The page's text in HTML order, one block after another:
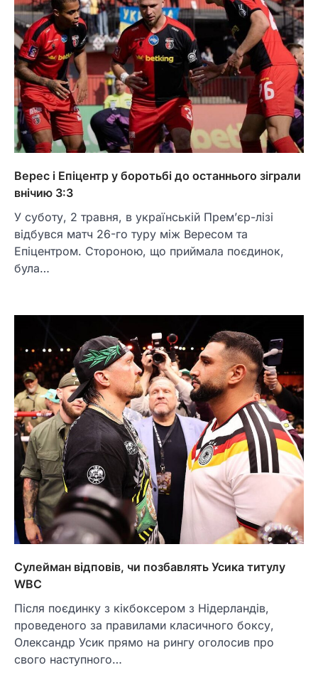
Верес і Епіцентр у боротьбі до останнього зіграли
внічию 3:3
У суботу, 2 травня, в українській Прем’єр-лізі
відбувся матч 26-го туру між Вересом та
Епіцентром. Стороною, що приймала поєдинок,
була…
Сулейман відповів, чи позбавлять Усика титулу
WBC
Після поєдинку з кікбоксером з Нідерландів,
проведеного за правилами класичного боксу,
Олександр Усик прямо на рингу оголосив про
свого наступного…